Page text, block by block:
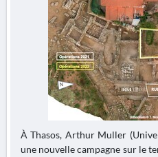
À Thasos, Arthur Muller
une nouvelle campagne sur le